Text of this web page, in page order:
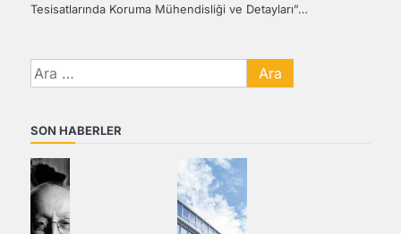
Tesisatlarında Koruma Mühendisliği ve Detayları”…
Arama:
SON HABERLER